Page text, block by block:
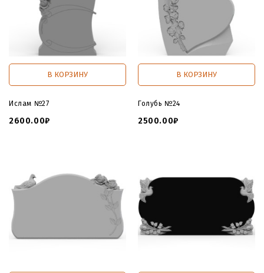
В КОРЗИНУ
Ислам №27
2600.00₽
В КОРЗИНУ
Голубь №24
2500.00₽